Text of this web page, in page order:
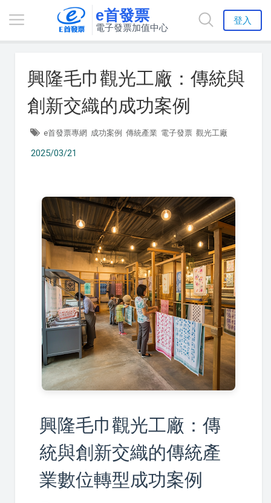
e首發票
電子發票加值中心
登入
興隆毛巾觀光工廠：傳統與
創新交織的成功案例
e首發票專網 成功案例 傳統產業 電子發票 觀光工廠
2025/03/21
興隆毛巾觀光工廠：傳
統與創新交織的傳統產
業數位轉型成功案例